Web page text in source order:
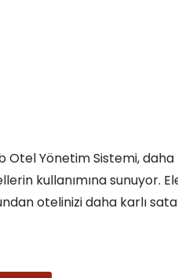
Otel Yönetim Sistemi,
kullanımına sunuyor.
otelinizi daha karlı